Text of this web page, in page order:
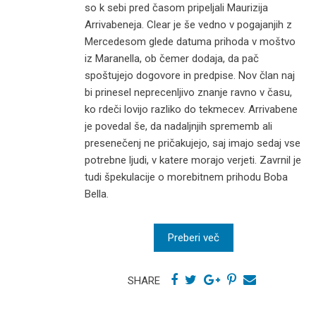
so k sebi pred časom pripeljali Maurizija
Arrivabeneja. Clear je še vedno v pogajanjih z
Mercedesom glede datuma prihoda v moštvo
iz Maranella, ob čemer dodaja, da pač
spoštujejo dogovore in predpise. Nov član naj
bi prinesel neprecenljivo znanje ravno v času,
ko rdeči lovijo razliko do tekmecev. Arrivabene
je povedal še, da nadaljnjih sprememb ali
presenečenj ne pričakujejo, saj imajo sedaj vse
potrebne ljudi, v katere morajo verjeti. Zavrnil je
tudi špekulacije o morebitnem prihodu Boba
Bella.
Preberi več
SHARE